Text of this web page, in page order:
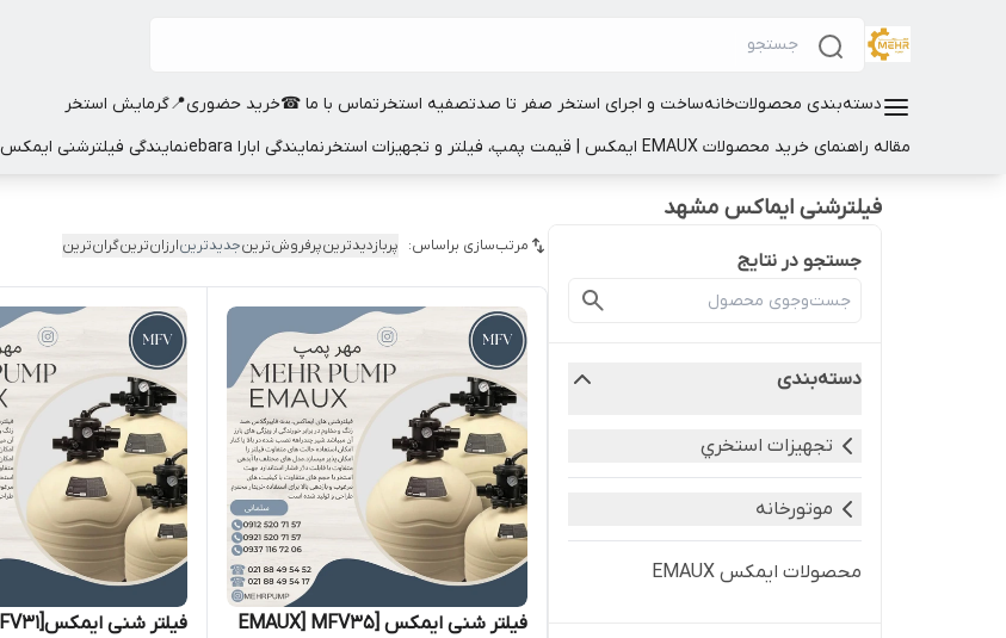
دسته‌بندی محصولاتخانهساخت و اجرای استخر صفر تا صدتصفیه استخرتماس با ما ☎خرید حضوری📍گرمایش استخر
مقاله راهنمای خرید محصولات EMAUX ایمکس | قیمت پمپ، فیلتر و تجهیزات استخر
نمایندگی ابارا ebara نمایندگی فیلترشنی ایمکس EMAUX
فیلترشنی ایماکس مشهد
جستجو در نتایج
دسته‌بندی
تجهيزات استخري
موتورخانه
محصولات ایمکس EMAUX
مرتب‌سازی براساس: پربازدیدترینپرفروش‌ترینجدیدترینارزان‌ترینگران‌ترین
فیلتر شنی ایمکس [EMAUX] MFV35 فیلتر شنی ایمکس[EMAUX] MFV31